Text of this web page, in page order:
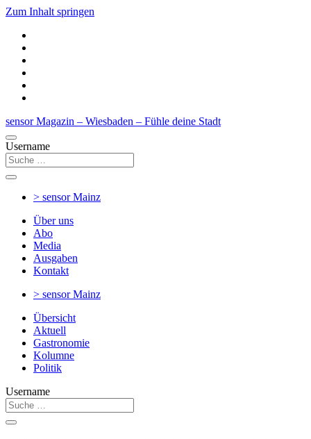
Zum Inhalt springen
sensor Magazin – Wiesbaden – Fühle deine Stadt
Username
> sensorMainz
Über uns
Abo
Media
Ausgaben
Kontakt
> sensorMainz
Übersicht
Aktuell
Gastronomie
Kolumne
Politik
Username